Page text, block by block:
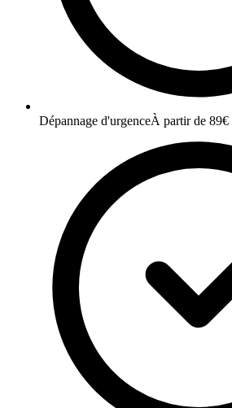
Dépannage d'urgenceÀ partir de 89€